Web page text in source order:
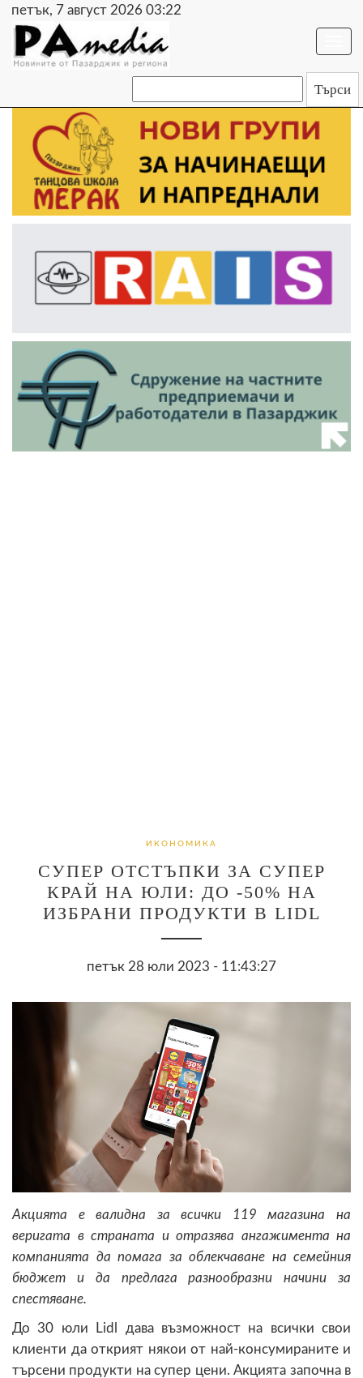
петък, 7 август 2026 03:22
ИКОНОМИКА
СУПЕР ОТСТЪПКИ ЗА СУПЕР
КРАЙ НА ЮЛИ: ДО -50% НА
ИЗБРАНИ ПРОДУКТИ В LIDL
петък 28 юли 2023 - 11:43:27
Акцията е валидна за всички 119 магазина на
веригата в страната и отразява ангажимента на
компанията да помага за облекчаване на семейния
бюджет и да предлага разнообразни начини за
спестяване.
До 30 юли Lidl дава възможност на всички свои
клиенти да открият някои от най-консумираните и
търсени продукти на супер цени. Акцията започна в